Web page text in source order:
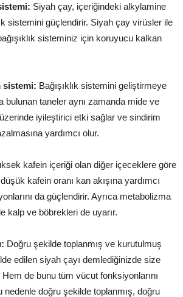
Siyah çay, içeriğindeki alkylamine
sistemini güçlendirir. Siyah çay virüsler ile
sisteminiz için koruyucu kalkan
sistemi: Bağışıklık sistemini geliştirmeye
bulunan taneler aynı zamanda mide ve
üzerinde iyileştirici etki sağlar ve sindirim
yardımcı olur.
kafein içeriği olan diğer içeceklere göre
kafein oranı kan akışına yardımcı
da güçlendirir. Ayrıca metabolizma
kalp ve böbrekleri de uyarır.
Doğru şekilde toplanmış ve kurutulmuş
edilen siyah çayı demlediğinizde size
de bunu tüm vücut fonksiyonlarını
doğru şekilde toplanmış, doğru